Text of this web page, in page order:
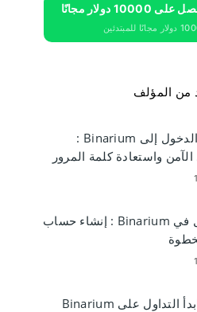
من المؤلف
تسجيل الدخول إلى Binarium :
واستعادة كلمة المرور
التسجيل في Binarium : إنشاء حساب
سجل وابدأ التداول على Binarium